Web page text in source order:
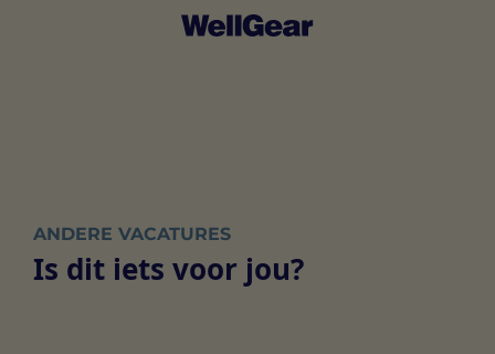
ANDERE VACATURES
Is dit iets voor jou?